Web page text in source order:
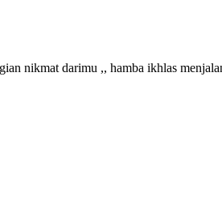
nikmat darimu ,, hamba ikhlas